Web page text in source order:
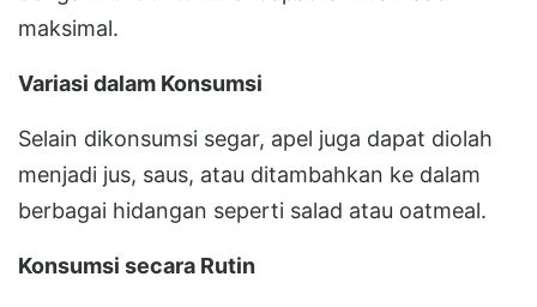
maksimal.
Variasi dalam Konsumsi
Selain dikonsumsi segar, apel juga dapat diolah
menjadi jus, saus, atau ditambahkan ke dalam
berbagai hidangan seperti salad atau oatmeal.
Konsumsi secara Rutin